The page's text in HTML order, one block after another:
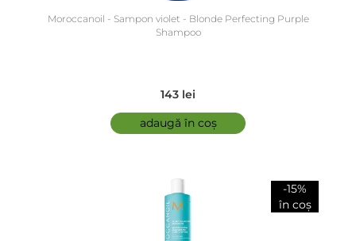
Moroccanoil - Sampon violet - Blonde Perfecting Purple
Shampoo
143 lei
adaugă în coș
-15%
în coș